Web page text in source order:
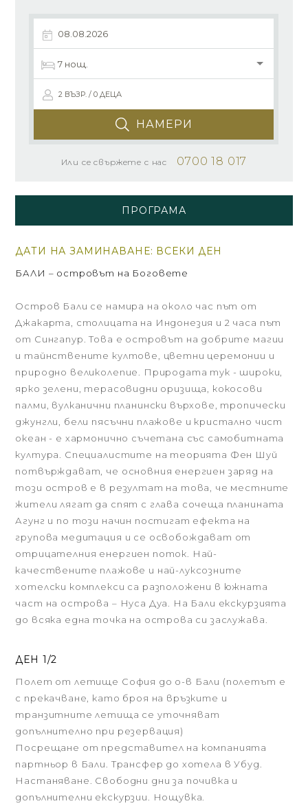
2 ВЪЗР. / 0 ДЕЦА
НАМЕРИ
Или се свържете с нас 0700 18 017
ПРОГРАМА
ДАТИ НА ЗАМИНАВАНЕ: ВСЕКИ ДЕН
БАЛИ – островът на Боговете
Остров Бали се намира на около час път от
Джакарта, столицата на Индонезия и 2 часа път
от Сингапур. Това е островът на добрите магии
и тайнствените култове, цветни церемонии и
природно великолепие. Природата тук - широки,
ярко зелени, терасовидни оризища, кокосови
палми, вулканични планински върхове, тропически
джунгли, бели пясъчни плажове и кристално чист
океан - е хармонично съчетана със самобитната
култура. Специалистите на теорията Фен Шуй
потвърждават, че основния енергиен заряд на
този остров е в резултат на това, че местните
жители лягат да спят с глава сочеща планината
Агунг и по този начин постигат ефекта на
групова медитация и се освобождават от
отрицателния енергиен поток. Най-
качествените плажове и най-луксозните
хотелски комплекси са разположени в южната
част на острова – Нуса Дуа. На Бали екскурзията
до всяка една точка на острова си заслужава.
ДЕН 1/2
Полет от летище София до о-в Бали (полетът е
с прекачване, като броя на връзките и
транзитните летища се уточняват
допълнително при резервация)
Посрещане от представител на компанията
партньор в Бали. Трансфер до хотела в Убуд.
Настаняване. Свободни дни за почивка и
допълнителни екскурзии. Нощувка.